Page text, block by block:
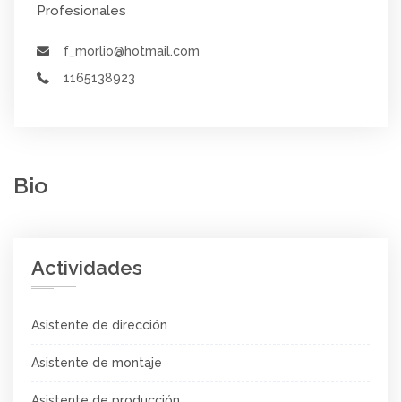
Profesionales
f_morlio@hotmail.com
1165138923
Bio
Actividades
Asistente de dirección
Asistente de montaje